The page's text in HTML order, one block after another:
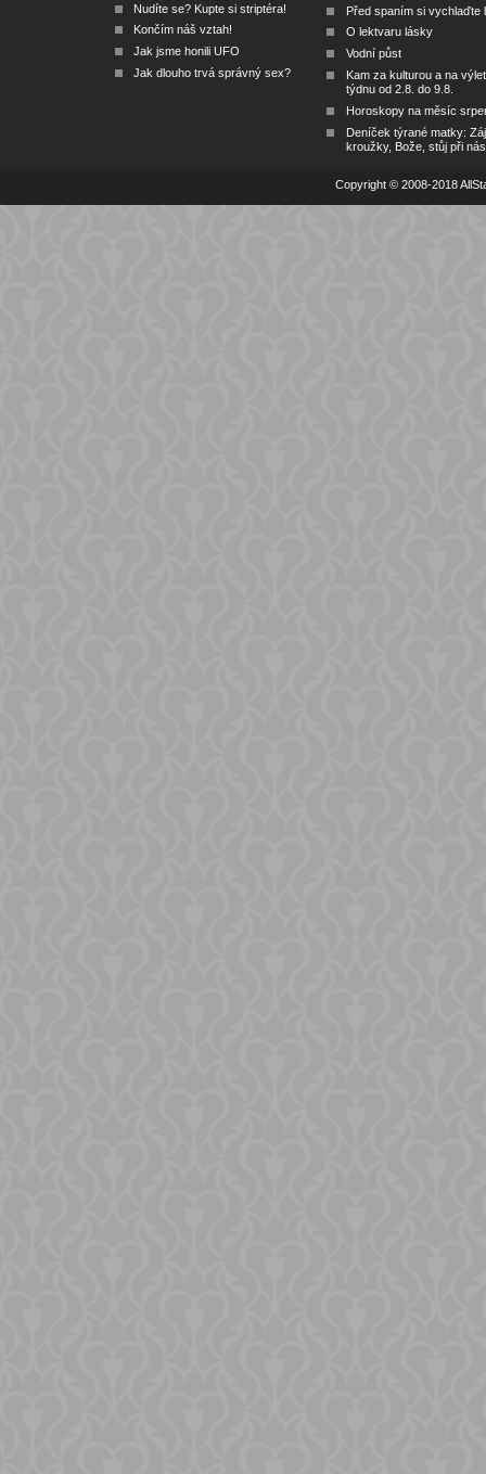
Nudíte se? Kupte si striptéra!
Končím náš vztah!
Jak jsme honili UFO
Jak dlouho trvá správný sex?
Před spaním si vychlaďte
O lektvaru lásky
Vodní půst
Kam za kulturou a na
týdnu od 2.8. do 9.8.
Horoskopy na měsíc
Deníček týrané matky:
kroužky, Bože, stůj při nás
Copyright © 2008-2018